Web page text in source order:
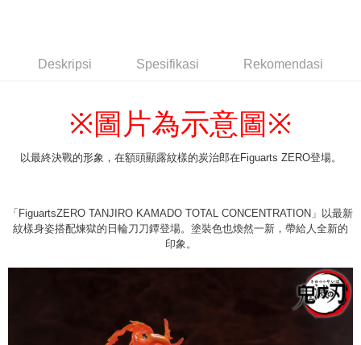
(不開放使用，請勿選取）
NT$65/pesanan | Penghantaran percuma untuk pesanan
NT$1,300 atau lebih
NT$1,300 atau lebih
NT$100/pesanan | Penghantaran percuma untuk pesanan
宅配-離島(澎湖/金門/馬祖)-木棉花樂園專用
Deskripsi Spesifikasi Rekomendasi
※圖片為示意圖※
以最終決戰的形象，在額頭顯露紋樣的炭治郎在Figuarts ZERO登場。
「FiguartsZERO TANJIRO KAMADO TOTAL CONCENTRATION」以最新
紋樣身姿搭配煉獄的日輪刀刀鐔登場。塗裝色也煥然一新，帶給人全新的
印象。